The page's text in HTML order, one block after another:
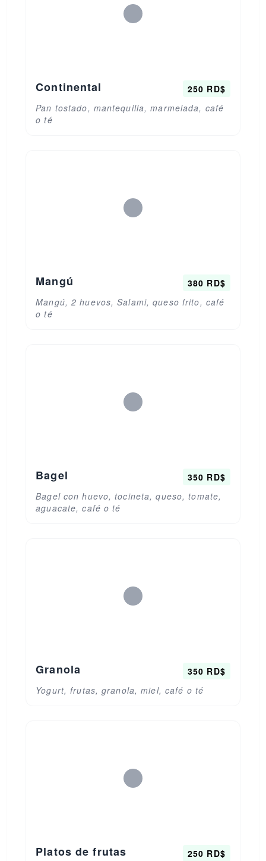
Continental
250 RD$
Pan tostado, mantequilla, marmelada, café
o té
Mangú
380 RD$
Mangú, 2 huevos, Salami, queso frito, café
o té
Bagel
350 RD$
Bagel con huevo, tocineta, queso, tomate,
aguacate, café o té
Granola
350 RD$
Yogurt, frutas, granola, miel, café o té
Platos de frutas
250 RD$